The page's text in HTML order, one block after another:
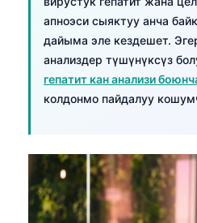
апноэси сыяктуу анча
дайыма эле кездешет.
анализдер түшүнүксүз
гепатит кан анализи
колдонмо пайдалуу
Suomi
Hrvatski
Slovenčina
پښتو
سنڌي
සිංහල
অসমীয়া